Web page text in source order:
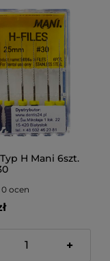
H Mani 6szt.
0 ocen
+